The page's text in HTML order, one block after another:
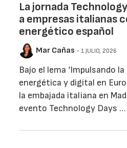
La jornada
a empresas italianas
energético español
Mar Cañas - 1 JULIO, 2026
Bajo el lema ‘Impulsando
energética y digital en
la embajada italiana en
evento Technology Days …